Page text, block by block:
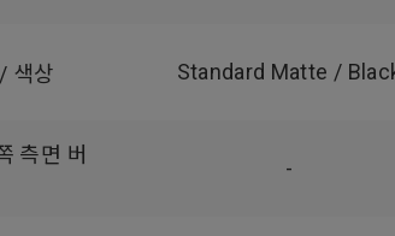
색상
측면 버
Standard Matte /
-